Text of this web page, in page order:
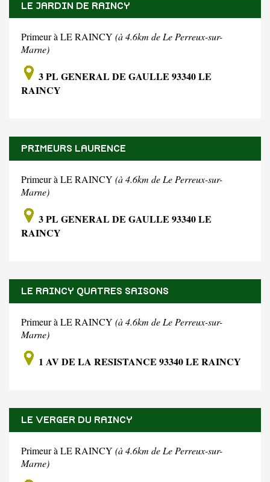
LE JARDIN DE RAINCY
Primeur à LE RAINCY (à 4.6km de Le Perreux-sur-
Marne)
3 PL GENERAL DE GAULLE 93340 LE
RAINCY
PRIMEURS LAURENCE
Primeur à LE RAINCY (à 4.6km de Le Perreux-sur-
Marne)
3 PL GENERAL DE GAULLE 93340 LE
RAINCY
LE RAINCY QUATRES SAISONS
Primeur à LE RAINCY (à 4.6km de Le Perreux-sur-
Marne)
1 AV DE LA RESISTANCE 93340 LE RAINCY
LE VERGER DU RAINCY
Primeur à LE RAINCY (à 4.6km de Le Perreux-sur-
Marne)